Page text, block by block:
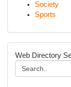
Society
Sports
Web Directory